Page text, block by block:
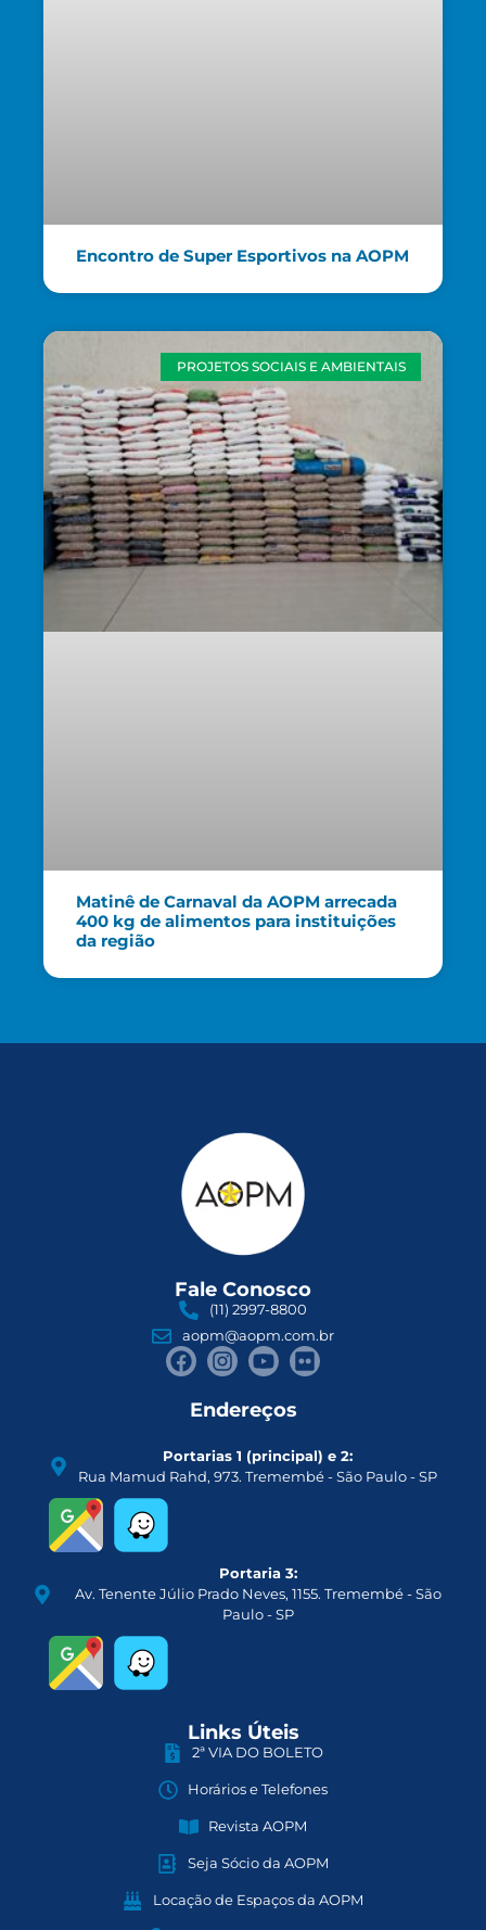
Encontro de Super Esportivos na AOPM
PROJETOS SOCIAIS E AMBIENTAIS
Matinê de Carnaval da AOPM arrecada
400 kg de alimentos para instituições
da região
Fale Conosco
(11) 2997-8800
aopm@aopm.com.br
Endereços
Portarias 1 (principal) e 2:
Rua Mamud Rahd, 973. Tremembé - São Paulo - SP
Portaria 3:
Av. Tenente Júlio Prado Neves, 1155. Tremembé - São
Paulo - SP
Links Úteis
2ª VIA DO BOLETO
Horários e Telefones
Revista AOPM
Seja Sócio da AOPM
Locação de Espaços da AOPM